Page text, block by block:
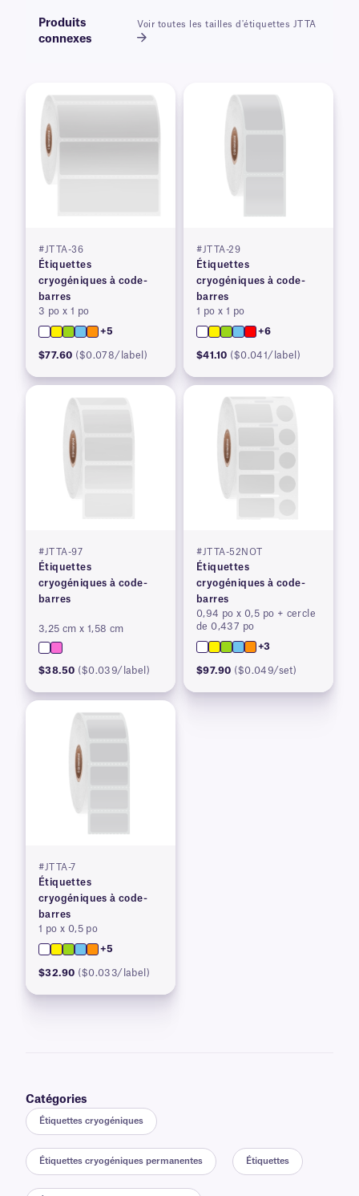
Produits
connexes
Voir toutes les tailles d'étiquettes JTTA
#JTTA-36
Étiquettes
cryogéniques à code-
barres
3 po x 1 po
+5
$77.60 ($0.078/label)
#JTTA-29
Étiquettes
cryogéniques à code-
barres
1 po x 1 po
+6
$41.10 ($0.041/label)
#JTTA-97
Étiquettes
cryogéniques à code-
barres
3,25 cm x 1,58 cm
$38.50 ($0.039/label)
#JTTA-52NOT
Étiquettes
cryogéniques à code-
barres
0,94 po x 0,5 po + cercle
de 0,437 po
+3
$97.90 ($0.049/set)
#JTTA-7
Étiquettes
cryogéniques à code-
barres
1 po x 0,5 po
+5
$32.90 ($0.033/label)
Catégories
Étiquettes cryogéniques
Étiquettes cryogéniques permanentes Étiquettes